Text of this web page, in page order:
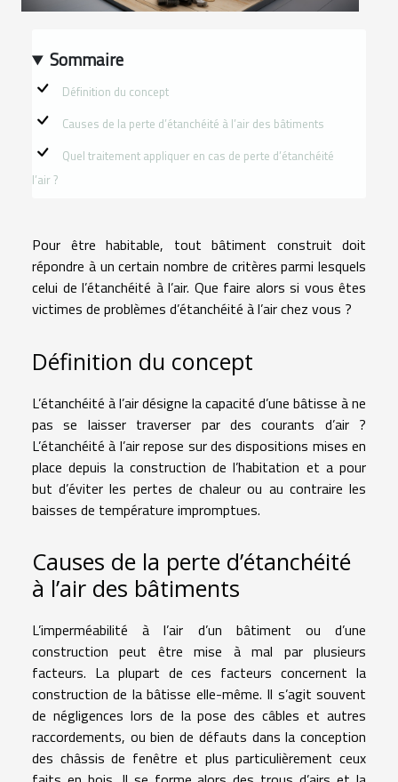
Sommaire
Définition du concept
Causes de la perte d’étanchéité à l’air des bâtiments
Quel traitement appliquer en cas de perte d’étanchéité
l’air ?
Pour être habitable, tout bâtiment construit doit
répondre à un certain nombre de critères parmi lesquels
celui de l’étanchéité à l’air. Que faire alors si vous êtes
victimes de problèmes d’étanchéité à l’air chez vous ?
Définition du concept
L’étanchéité à l’air désigne la capacité d’une bâtisse à ne
pas se laisser traverser par des courants d’air ?
L’étanchéité à l’air repose sur des dispositions mises en
place depuis la construction de l’habitation et a pour
but d’éviter les pertes de chaleur ou au contraire les
baisses de température impromptues.
Causes de la perte d’étanchéité
à l’air des bâtiments
L’imperméabilité à l’air d’un bâtiment ou d’une
construction peut être mise à mal par plusieurs
facteurs. La plupart de ces facteurs concernent la
construction de la bâtisse elle-même. Il s’agit souvent
de négligences lors de la pose des câbles et autres
raccordements, ou bien de défauts dans la conception
des châssis de fenêtre et plus particulièrement ceux